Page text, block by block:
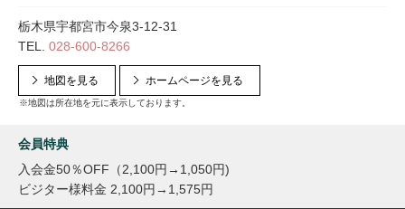
栃木県宇都宮市今泉3-12-31
TEL. 028-600-8266
地図を見る
※地図は所在地を元に表示しております。
ホームページを見る
会員特典
入会金50％OFF（2,100円→1,050円)
ビジター様料金 2,100円→1,575円